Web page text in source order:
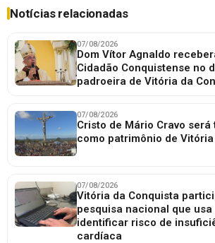
Notícias relacionadas
07/08/2026
Dom Vítor Agnaldo
Cidadão Conquistense no
padroeira de Vitória da
07/08/2026
Cristo de Mário Cravo será
como patrimônio de
07/08/2026
Vitória da Conquista
pesquisa nacional que usa
identificar risco de
cardíaca